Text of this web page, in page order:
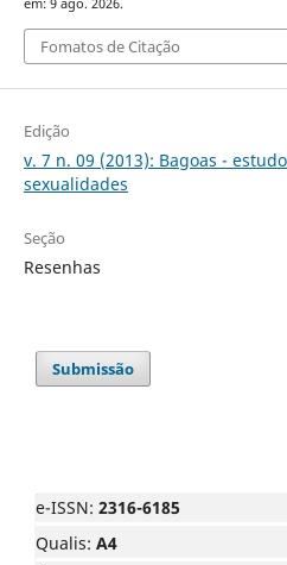
em: 9 ago. 2026.
Fomatos de Citação
Edição
v. 7 n. 09 (2013): Bagoas -
sexualidades
Seção
Resenhas
Submissão
e-ISSN: 2316-6185
Qualis: A4